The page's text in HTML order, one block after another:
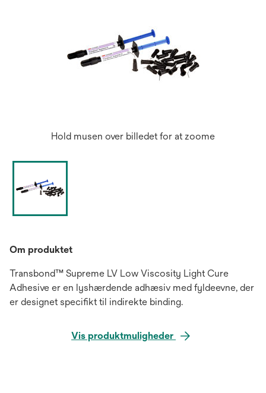
Hold musen over billedet for at zoome
Om produktet
Transbond™ Supreme LV Low Viscosity Light Cure
Adhesive er en lyshærdende adhæsiv med fyldeevne, der
er designet specifikt til indirekte binding.
Vis produktmuligheder